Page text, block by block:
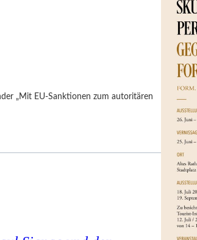
„Mit EU-Sanktionen zum autoritären